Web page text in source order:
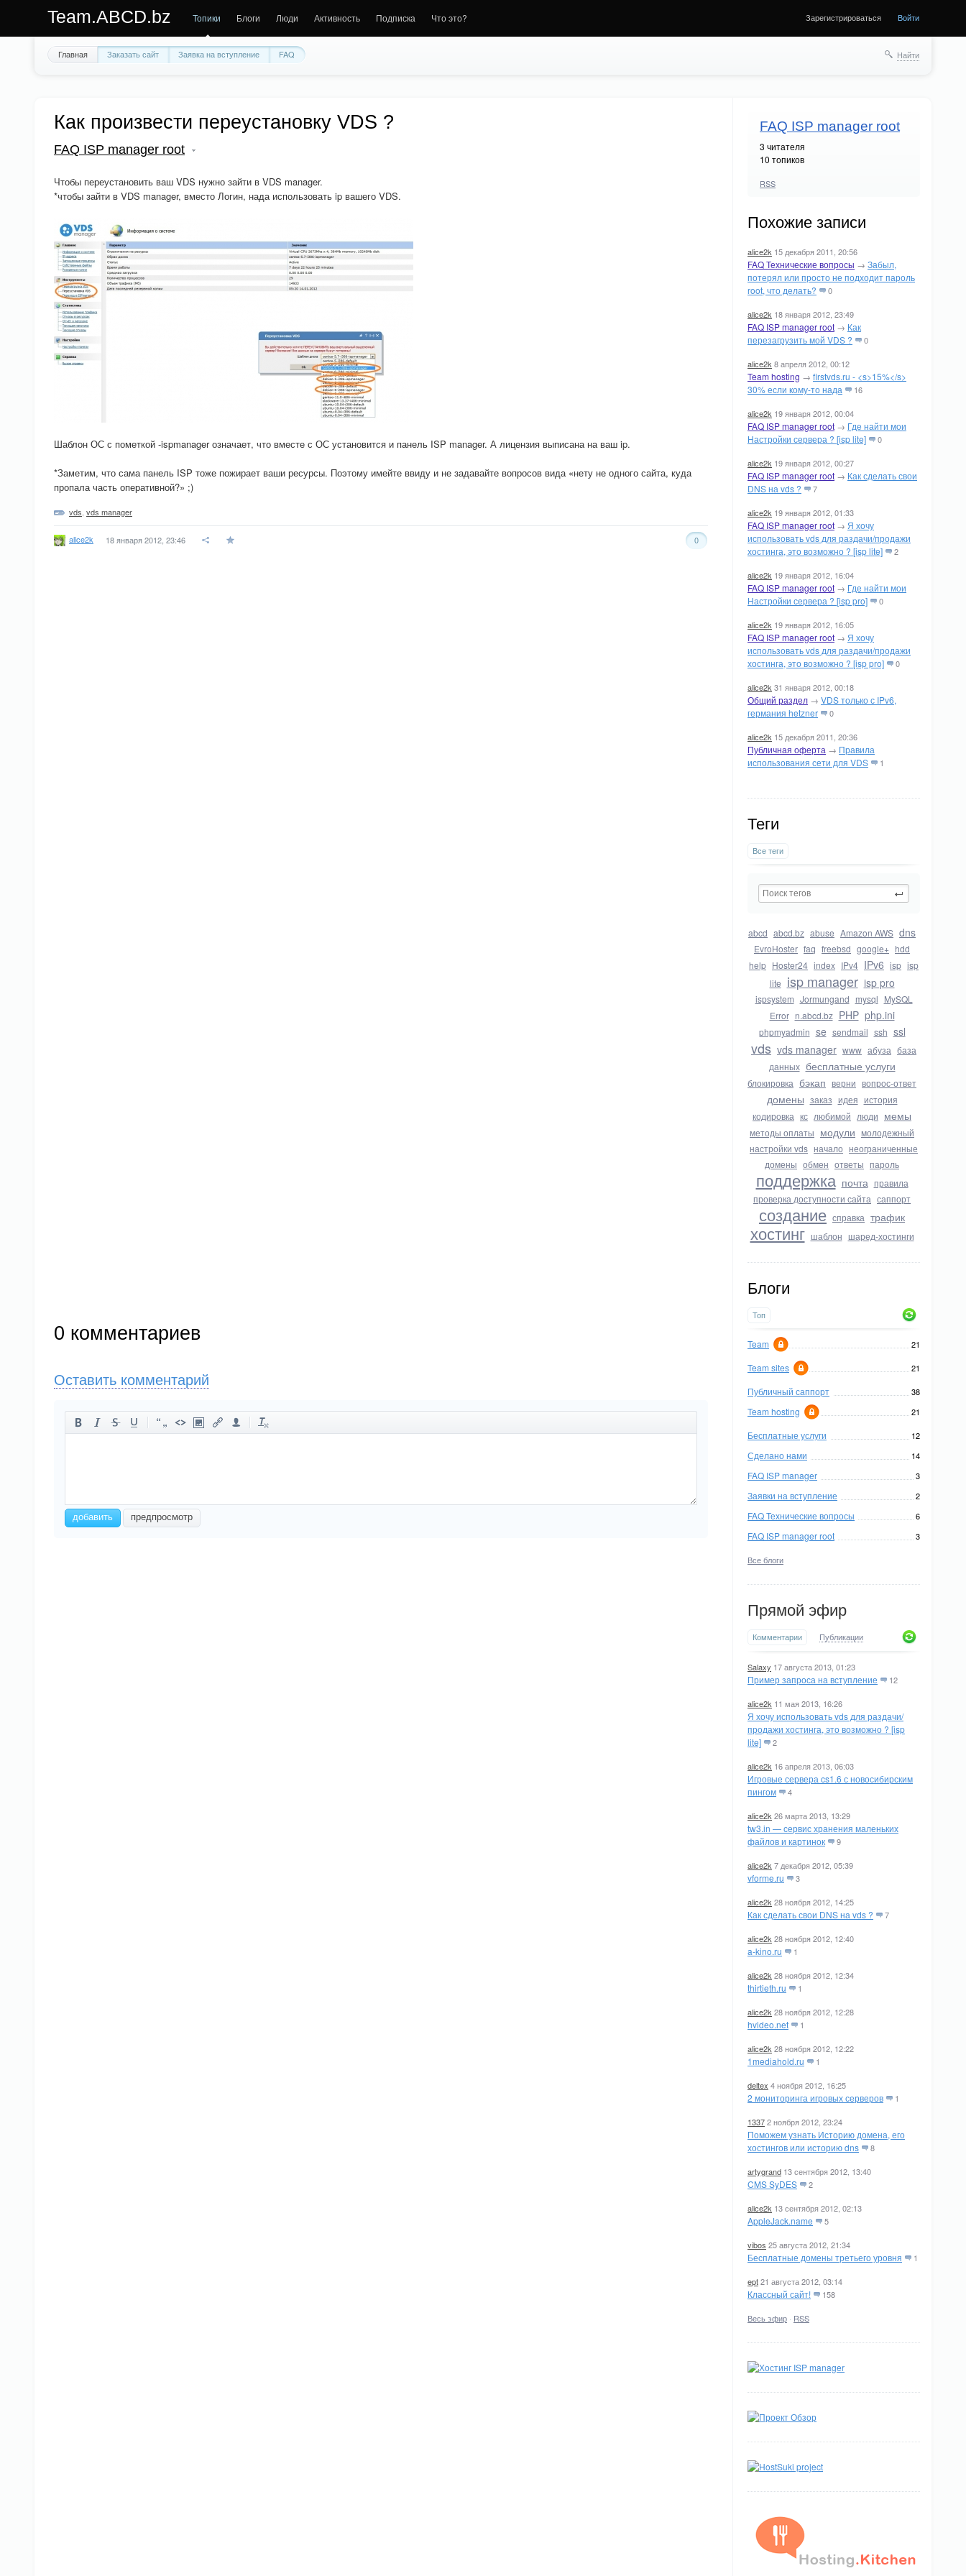
Team.ABCD.bz Топики Блоги Люди Активность Подписка Что это? Зарегистрироваться Войти
Главная Заказать сайт Заявка на вступление FAQ Найти
FAQ ISP manager root
3 читателя
10 топиков
RSS
Похожие записи
alice2k 15 декабря 2011, 20:56
FAQ Технические вопросы → Забыл,
потерял или просто не подходит пароль
root, что делать?
0
alice2k 18 января 2012, 23:49
FAQ ISP manager root → Как
перезагрузить мой VDS ?
0
alice2k 8 апреля 2012, 00:12
Team hosting → firstvds.ru - <s>15%</s>
30% если кому-то нада
16
alice2k 19 января 2012, 00:04
FAQ ISP manager root → Где найти мои
Настройки сервера ? [isp lite]
0
alice2k 19 января 2012, 00:27
FAQ ISP manager root → Как сделать свои
DNS на vds ?
7
alice2k 19 января 2012, 01:33
FAQ ISP manager root → Я хочу
использовать vds для раздачи/продажи
хостинга, это возможно ? [isp lite]
2
alice2k 19 января 2012, 16:04
FAQ ISP manager root → Где найти мои
Настройки сервера ? [isp pro]
0
alice2k 19 января 2012, 16:05
FAQ ISP manager root → Я хочу
использовать vds для раздачи/продажи
хостинга, это возможно ? [isp pro]
0
alice2k 31 января 2012, 00:18
Общий раздел → VDS только с IPv6,
германия hetzner
0
alice2k 15 декабря 2011, 20:36
Публичная оферта → Правила
использования сети для VDS
1
Теги
Все теги
abcd abcd.bz abuse Amazon AWS dns
EvroHoster faq freebsd google+ hdd
help Hoster24 index IPv4 IPv6 isp isp
lite isp manager isp pro
ispsystem Jormungand mysql MySQL
Error n.abcd.bz PHP php.ini
phpmyadmin se sendmail ssh ssl
vds vds manager www абуза база
данных бесплатные услуги
блокировка бэкап верни вопрос-ответ
домены заказ идея история
кодировка кс любимой люди мемы
методы оплаты модули молодежный
настройки vds начало неограниченные
домены обмен ответы пароль
поддержка почта правила
проверка доступности сайта саппорт
создание справка трафик
хостинг шаблон шаред-хостинги
Блоги
Топ
Team 21
Team sites 21
Публичный саппорт 38
Team hosting 21
Бесплатные услуги 12
Сделано нами 14
FAQ ISP manager 3
Заявки на вступление 2
FAQ Технические вопросы 6
FAQ ISP manager root 3
Все блоги
Прямой эфир
Комментарии Публикации
Salaxy 17 августа 2013, 01:23
Пример запроса на вступление 12
alice2k 11 мая 2013, 16:26
Я хочу использовать vds для раздачи/
продажи хостинга, это возможно ? [isp
lite]
2
alice2k 16 апреля 2013, 06:03
Игровые сервера cs1.6 с новосибирским
пингом
4
alice2k 26 марта 2013, 13:29
tw3.in — сервис хранения маленьких
файлов и картинок
9
alice2k 7 декабря 2012, 05:39
vforme.ru 3
alice2k 28 ноября 2012, 14:25
Как сделать свои DNS на vds ? 7
alice2k 28 ноября 2012, 12:40
a-kino.ru 1
alice2k 28 ноября 2012, 12:34
thirtieth.ru 1
alice2k 28 ноября 2012, 12:28
hvideo.net 1
alice2k 28 ноября 2012, 12:22
1mediahold.ru 1
deltex 4 ноября 2012, 16:25
2 мониторинга игровых серверов 1
13372 ноября 2012, 23:24
Поможем узнать Историю домена, его
хостингов или историю dns
8
artygrand 13 сентября 2012, 13:40
CMS SyDES 2
alice2k 13 сентября 2012, 02:13
AppleJack.name 5
vibos 25 августа 2012, 21:34
Бесплатные домены третьего уровня 1
ept21 августа 2012, 03:14
Классный сайт! 158
Весь эфир · RSS
Как произвести переустановку VDS ?
FAQ ISP manager root
Чтобы переустановить ваш VDS нужно зайти в VDS manager.
*чтобы зайти в VDS manager, вместо Логин, нада использовать ip вашего VDS.
Шаблон ОС с пометкой -ispmanager означает, что вместе с ОС установится и панель ISP manager. А лицензия выписана на ваш ip.
*Заметим, что сама панель ISP тоже пожирает ваши ресурсы. Поэтому имейте ввиду и не задавайте вопросов вида «нету не одного сайта, куда
пропала часть оперативной?» ;)
vds vds manager
alice2k 18 января 2012, 23:46 0
0 комментариев
Оставить комментарий
-
-
-
-
добавить предпросмотр